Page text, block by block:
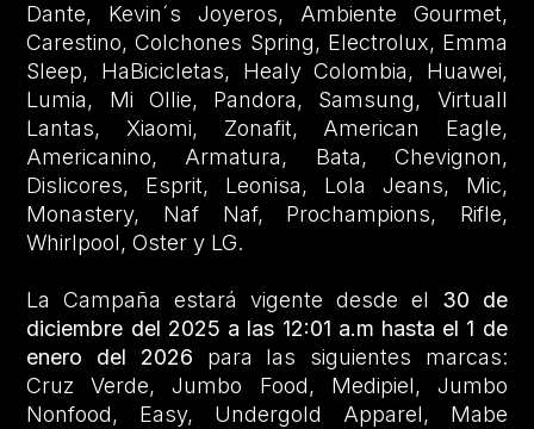
Dante, Kevin´s Joyeros, Ambiente Gourmet,
Carestino, Colchones Spring, Electrolux, Emma
Sleep, HaBicicletas, Healy Colombia, Huawei,
Lumia, Mi Ollie, Pandora, Samsung, Virtuall
Lantas, Xiaomi, Zonafit, American Eagle,
Americanino, Armatura, Bata, Chevignon,
Dislicores, Esprit, Leonisa, Lola Jeans, Mic,
Monastery, Naf Naf, Prochampions, Rifle,
Whirlpool, Oster y LG.
La Campaña estará vigente desde el 30 de
diciembre del 2025 a las 12:01 a.m hasta el 1 de
enero del 2026 para las siguientes marcas:
Cruz Verde, Jumbo Food, Medipiel, Jumbo
Nonfood, Easy, Undergold Apparel, Mabe